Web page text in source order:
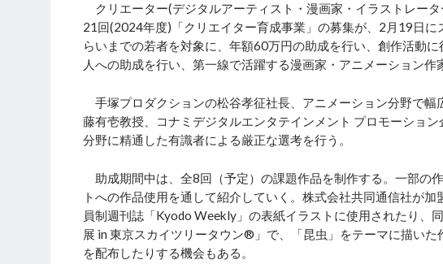
クリエーター(デジタルアーティスト・漫画家・イラストレー
21回(2024年度)「クリエイター育成事業」の募集が、2月19日
らいまでの若者を対象に、年額60万円の助成を行い、創作活動
人への助成を行い、第一線で活躍する漫画家・アニメーション作
手塚プロダクションの松谷孝征社長、アニメーション分野で
藤有壱教授、コナミデジタルエンタテインメント プロモーショ
分野に精通した有識者による厳正な選考を行う。
助成期間中は、全8回（予定）の課題作品を制作する。一部の
トへの作品使用を通して紹介していく。株式会社共同通信社が
員制週刊誌「Kyodo Weekly」の表紙イラストに使用されたり、
展 in 東京スカイツリータウン®」で、「昆虫」をテーマに描い
を配布したりする機会もある。